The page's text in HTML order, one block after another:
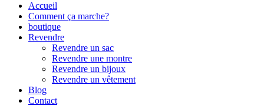
Accueil
Comment ça marche?
boutique
Revendre
Revendre un sac
Revendre une montre
Revendre un bijoux
Revendre un vêtement
Blog
Contact